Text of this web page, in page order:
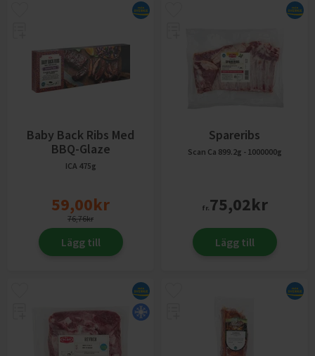
Baby Back Ribs Med
BBQ-Glaze
ICA 475g
59,00kr
76,76kr
Lägg till
Spareribs
Scan Ca 899.2g - 1000000g
fr.75,02kr
Lägg till